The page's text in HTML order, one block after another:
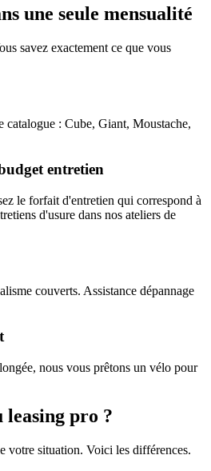
une seule mensualité
savez exactement ce que vous
catalogue : Cube, Giant, Moustache,
entretien
le forfait d'entretien qui correspond à
d'usure dans nos ateliers de
couverts. Assistance dépannage
nous vous prêtons un vélo pour
leasing pro ?
votre situation. Voici les différences.